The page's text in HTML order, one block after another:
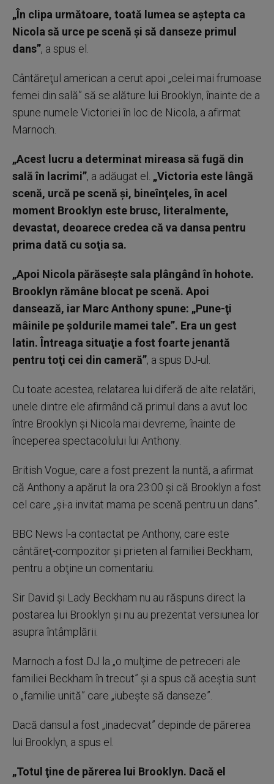
„În clipa următoare, toată lumea se aştepta ca
Nicola să urce pe scenă şi să danseze primul
dans”, a spus el.
Cântăreţul american a cerut apoi „celei mai frumoase
femei din sală” să se alăture lui Brooklyn, înainte de a
spune numele Victoriei în loc de Nicola, a afirmat
Marnoch.
„Acest lucru a determinat mireasa să fugă din
sală în lacrimi”, a adăugat el. „Victoria este lângă
scenă, urcă pe scenă şi, bineînţeles, în acel
moment Brooklyn este brusc, literalmente,
devastat, deoarece credea că va dansa pentru
prima dată cu soţia sa.
„Apoi Nicola părăseşte sala plângând în hohote.
Brooklyn rămâne blocat pe scenă. Apoi
dansează, iar Marc Anthony spune: „Pune-ţi
mâinile pe şoldurile mamei tale”. Era un gest
latin. Întreaga situaţie a fost foarte jenantă
pentru toţi cei din cameră”, a spus DJ-ul.
Cu toate acestea, relatarea lui diferă de alte relatări,
unele dintre ele afirmând că primul dans a avut loc
între Brooklyn şi Nicola mai devreme, înainte de
începerea spectacolului lui Anthony.
British Vogue, care a fost prezent la nuntă, a afirmat
că Anthony a apărut la ora 23:00 şi că Brooklyn a fost
cel care „şi-a invitat mama pe scenă pentru un dans”.
BBC News l-a contactat pe Anthony, care este
cântăreţ-compozitor şi prieten al familiei Beckham,
pentru a obţine un comentariu.
Sir David şi Lady Beckham nu au răspuns direct la
postarea lui Brooklyn şi nu au prezentat versiunea lor
asupra întâmplării.
Marnoch a fost DJ la „o mulţime de petreceri ale
familiei Beckham în trecut” şi a spus că aceştia sunt
o „familie unită” care „iubeşte să danseze”.
Dacă dansul a fost „inadecvat” depinde de părerea
lui Brooklyn, a spus el.
„Totul ţine de părerea lui Brooklyn. Dacă el